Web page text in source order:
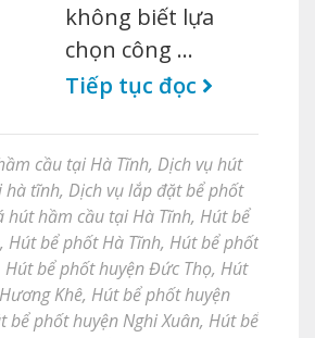
không biết lựa
chọn công …
Tiếp tục đọc
cầu tại Hà Tĩnh, Dịch vụ hút
hà tĩnh, Dịch vụ lắp đặt bể phốt
hút hầm cầu tại Hà Tĩnh, Hút bể
, Hút bể phốt Hà Tĩnh, Hút bể phốt
Hút bể phốt huyện Đức Thọ, Hút
Khê, Hút bể phốt huyện
bể phốt huyện Nghi Xuân, Hút bể